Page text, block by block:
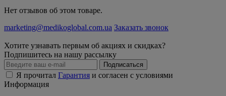
Нет отзывов об этом товаре.
marketing@medikoglobal.com.ua Заказать звонок
Хотите узнавать первым об акциях и скидках?
Подпишитесь на нашу рассылку
Подписаться
Я прочитал Гарантия и согласен с условиями
Информация